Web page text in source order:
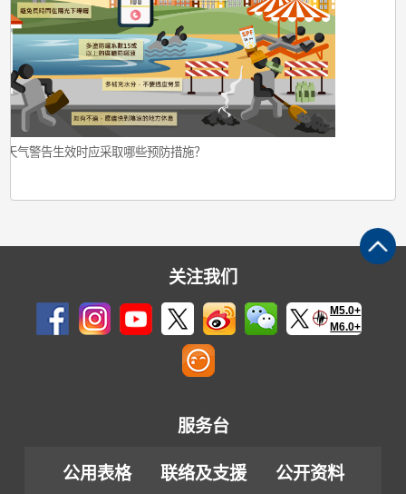
天气警告生效时应采取哪些预防措施？
关注我们
M5.0+
M6.0+
服务台
公用表格 联络及支援
公开资料